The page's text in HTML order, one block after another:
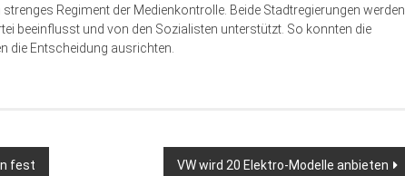
Regiment der Medienkontrolle. Beide Stadtregierungen werden
beeinflusst und von den Sozialisten unterstützt. So konnten die
die Entscheidung ausrichten.
fest VW wird 20 Elektro-Modelle anbieten